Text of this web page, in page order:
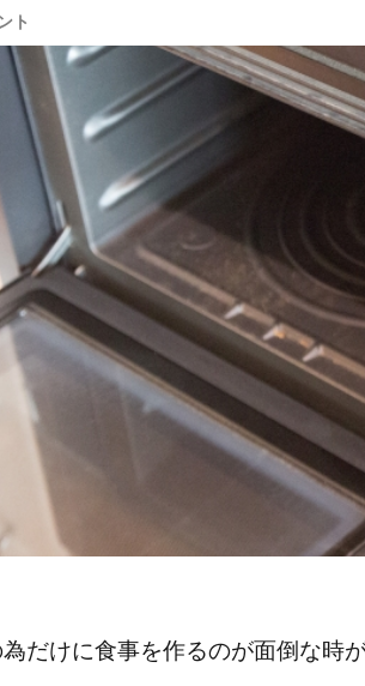
ト
だけに食事を作るのが面倒な時